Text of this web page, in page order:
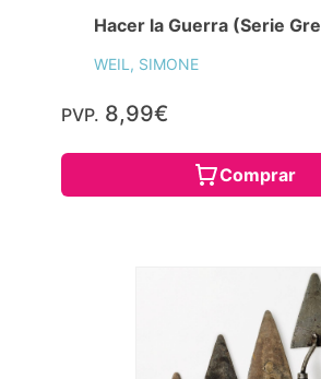
Hacer la Guerra (Serie
WEIL, SIMONE
PVP. 8,99€
Comprar